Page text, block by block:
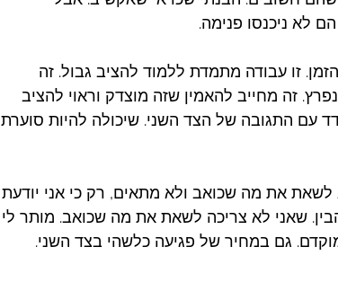
לא ניכנסו פנימה.
זו עבודה מתמדת ללמוד להציב גבול. זה
זה מחייב להאמין שזה מוצדק וראוי להציב
עם התגובה של הצד השני. שיכולה להיות סוערת
את מה שכואב ולא מתאים, רק כי אני יודעת
שאני לא צריכה לשאת את מה שכואב. מותר לי
גם במחיר של פגיעה כלשהי בצד השני.